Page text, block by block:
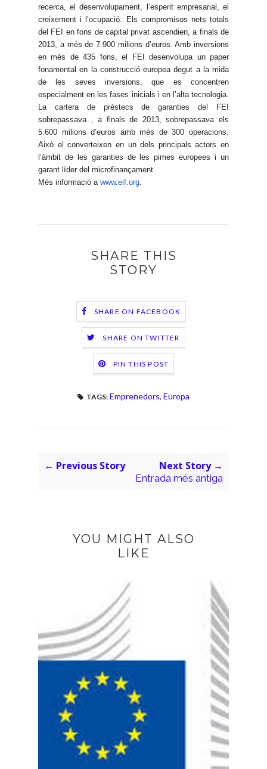
recerca, el desenvolupament, l’esperit empresarial, el
creixement i l’ocupació. Els compromisos nets totals
del FEI en fons de capital privat ascendien, a finals de
2013, a més de 7.900 milions d’euros. Amb inversions
en més de 435 fons, el FEI desenvolupa un paper
fonamental en la construcció europea degut a la mida
de les seves inversions, que es concentren
especialment en les fases inicials i en l’alta tecnologia.
La cartera de préstecs de garanties del FEI
sobrepassava , a finals de 2013, sobrepassava els
5.600 milions d’euros amb més de 300 operacions.
Això el converteixen en un dels principals actors en
l’àmbit de les garanties de les pimes europees i un
garant líder del microfinançament.
Més informació a www.eif.org
SHARE THIS
STORY
SHARE ON FACEBOOK
SHARE ON TWITTER
PIN THIS POST
TAGS: Emprenedors, Europa
← Previous Story Next Story →
Entrada més antiga
YOU MIGHT ALSO
LIKE